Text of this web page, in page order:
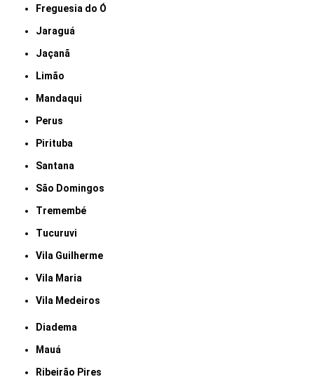
Freguesia do Ó
Jaraguá
Jaçanã
Limão
Mandaqui
Perus
Pirituba
Santana
São Domingos
Tremembé
Tucuruvi
Vila Guilherme
Vila Maria
Vila Medeiros
Diadema
Mauá
Ribeirão Pires